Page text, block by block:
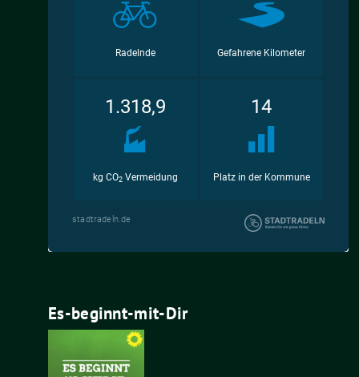
Es-beginnt-mit-Dir